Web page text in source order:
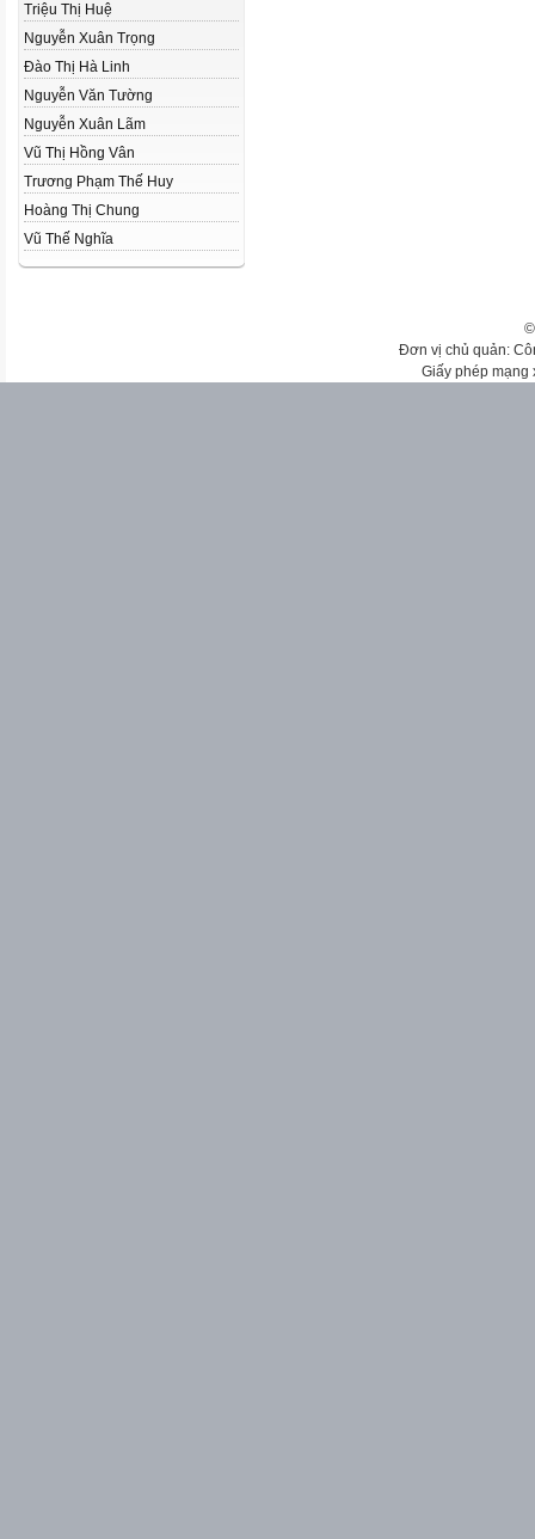
Triệu Thị Huệ
Nguyễn Xuân Trọng
Đào Thị Hà Linh
Nguyễn Văn Tường
Nguyễn Xuân Lãm
Vũ Thị Hồng Vân
Trương Phạm Thế Huy
Hoàng Thị Chung
Vũ Thế Nghĩa
Đơn vị chủ quản:
Giấy phép mạng